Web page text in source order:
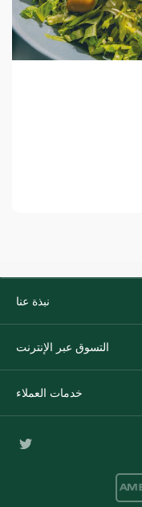
نبذة عنا
التسوق عبر الإنترنت
خدمات العملاء